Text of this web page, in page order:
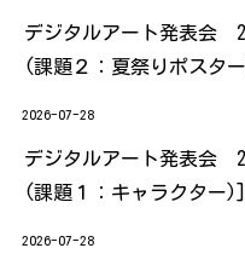
デジタルアート発表会
(課題２：夏祭りポスタ
2026-07-28
デジタルアート発表会
(課題１：キャラクター)]
2026-07-28